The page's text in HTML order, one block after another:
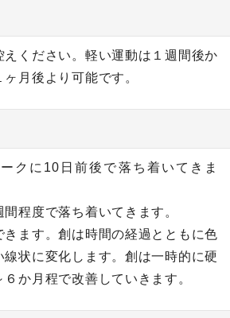
ください。軽い運動は１週間後か
月後より可能です。
クに10日前後で落ち着いてきま
程度で落ち着いてきます。
ます。創は時間の経過とともに色
状に変化します。創は一時的に硬
か月程で改善していきます。